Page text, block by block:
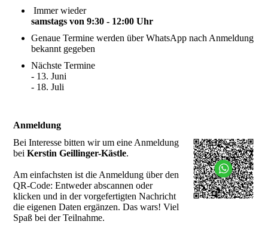
Immer wieder
samstags von 9:30 - 12:00 Uhr
Genaue Termine werden über WhatsApp nach Anmeldung
bekannt gegeben
Nächste Termine
- 13. Juni
- 18. Juli
Anmeldung
Bei Interesse bitten wir um eine Anmeldung
beiKerstin Geillinger-Kästle.
Am einfachsten ist die Anmeldung über den
QR-Code: Entweder abscannen oder
klicken und in der vorgefertigten Nachricht
die eigenen Daten ergänzen. Das wars! Viel
Spaß bei der Teilnahme.